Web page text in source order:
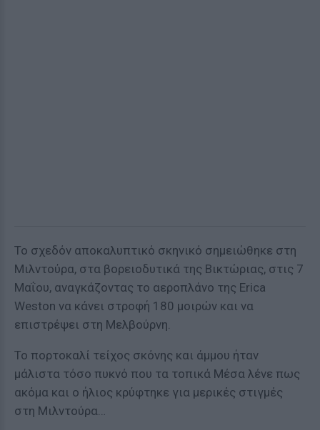
Το σχεδόν αποκαλυπτικό σκηνικό σημειώθηκε στη
Μιλντούρα, στα βορειοδυτικά της Βικτώριας, στις 7
Μαΐου, αναγκάζοντας το αεροπλάνο της Erica
Weston να κάνει στροφή 180 μοιρών και να
επιστρέψει στη Μελβούρνη.
Το πορτοκαλί τείχος σκόνης και άμμου ήταν
μάλιστα τόσο πυκνό που τα τοπικά Μέσα λένε πως
ακόμα και ο ήλιος κρύφτηκε για μερικές στιγμές
στη Μιλντούρα…